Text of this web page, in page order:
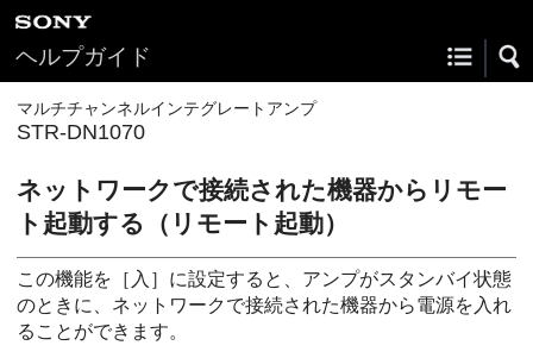
ヘルプガイド
マルチチャンネルインテグレートアンプ
STR-DN1070
ネットワークで接続された機器からリモー
ト起動する（リモート起動）
この機能を［ 入 ］に設定すると、アンプがスタンバイ状態
のときに、ネットワークで接続された機器から電源を入れ
ることができます。